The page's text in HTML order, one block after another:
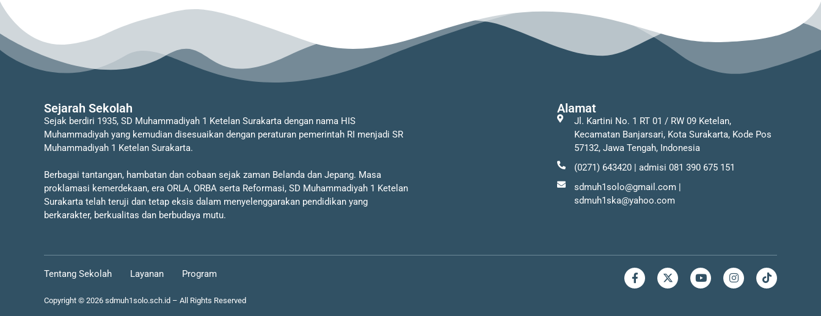
Sejarah Sekolah
Sejak berdiri 1935, SD Muhammadiyah 1 Ketelan Surakarta dengan nama HIS
Muhammadiyah yang kemudian disesuaikan dengan peraturan pemerintah RI menjadi SR
Muhammadiyah 1 Ketelan Surakarta.
Berbagai tantangan, hambatan dan cobaan sejak zaman Belanda dan Jepang. Masa
proklamasi kemerdekaan, era ORLA, ORBA serta Reformasi, SD Muhammadiyah 1 Ketelan
Surakarta telah teruji dan tetap eksis dalam menyelenggarakan pendidikan yang
berkarakter, berkualitas dan berbudaya mutu.
Alamat
Jl. Kartini No. 1 RT 01 / RW 09 Ketelan,
Kecamatan Banjarsari, Kota Surakarta, Kode Pos
57132, Jawa Tengah, Indonesia
(0271) 643420 | admisi 081 390 675 151
sdmuh1solo@gmail.com |
sdmuh1ska@yahoo.com
Tentang Sekolah Layanan Program
Copyright © 2026 sdmuh1solo.sch.id – All Rights Reserved